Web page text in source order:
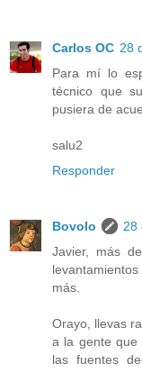
Carlos OC 28
Para mí lo
técnico que
pusiera de
salu2
Responder
Bovolo
28
Javier, más
levantamientos
más.
Orayo, llevas
a la gente que
las fuentes